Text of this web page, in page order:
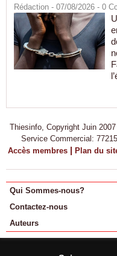
Rédaction - 07/08/2026 - 0
Thiesinfo, Copyright Juin
Service Commercial:
Accès membres | Plan du
Qui Sommes-nous?
Contactez-nous
Auteurs